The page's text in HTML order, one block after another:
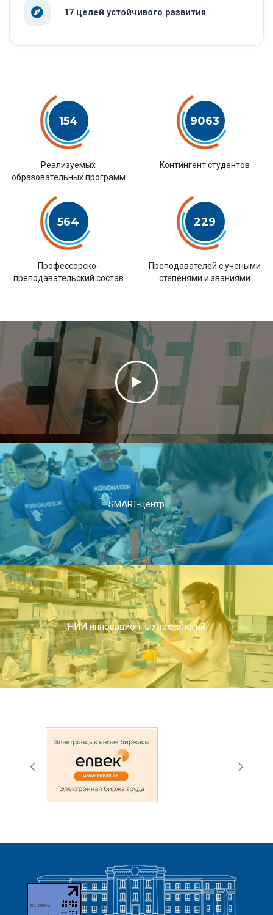
17 целей устойчивого развития
154
Pеализуемых
образовательных программ
9063
Kонтингент студентов
564
Профессорско-
преподавательский состав
229
Преподавателей с учеными
степенями и званиями
SMART-центр
НИИ инновационных технологий